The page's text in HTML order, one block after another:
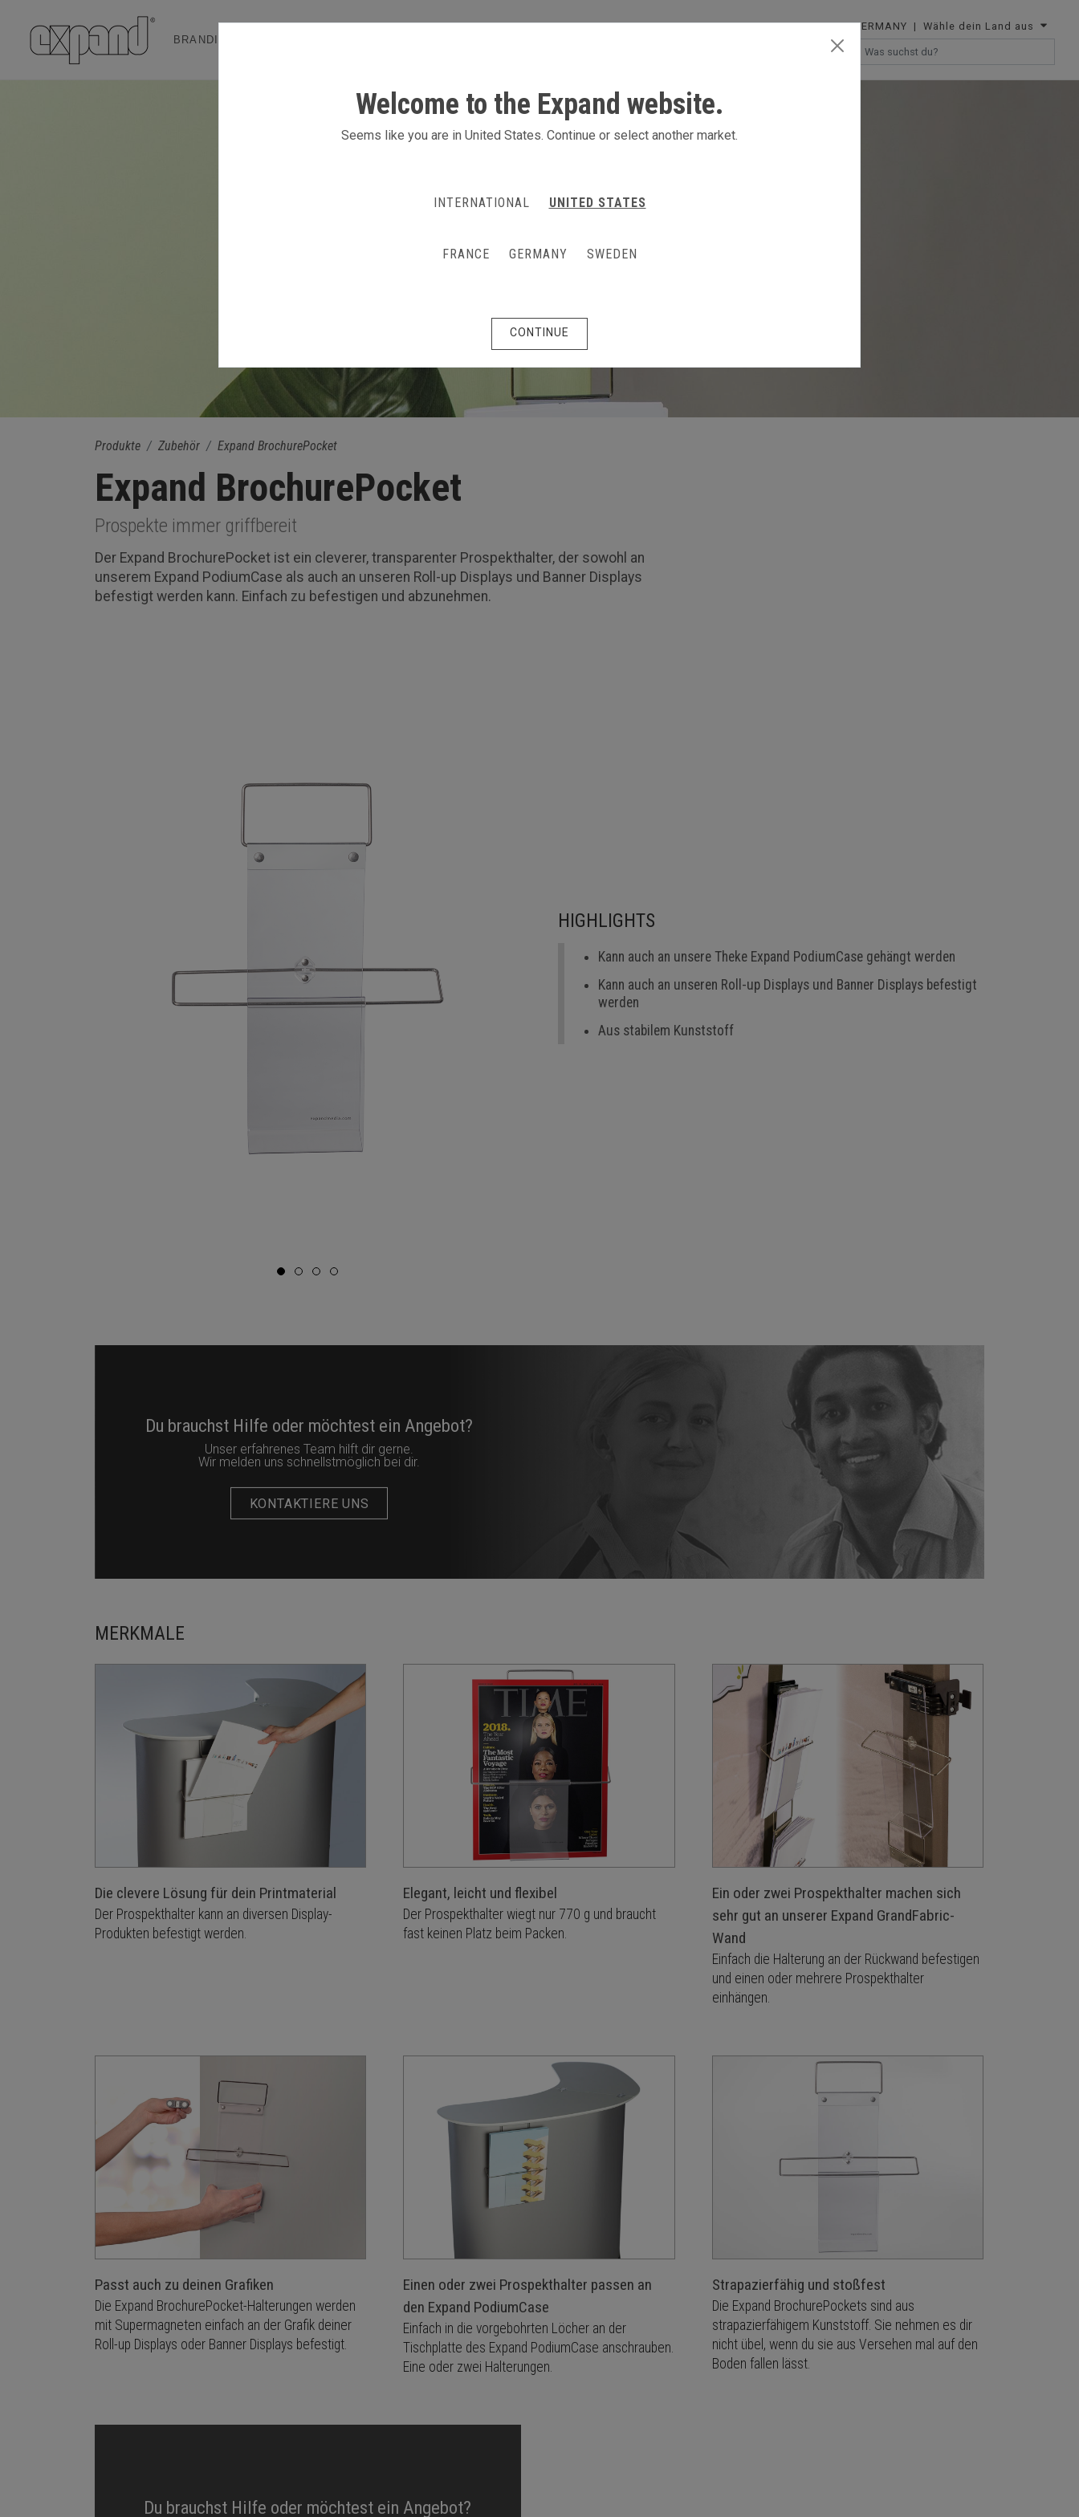
BRANDING & EVENT SOLUTIONS
GERMANY | Wähle dein Land aus
Produkte Zubehör Expand BrochurePocket
Expand BrochurePocket
Prospekte immer griffbereit
Der Expand BrochurePocket ist ein cleverer, transparenter Prospekthalter, der sowohl an
unserem Expand PodiumCase als auch an unseren Roll-up Displays und Banner Displays
befestigt werden kann. Einfach zu befestigen und abzunehmen.
HIGHLIGHTS
Kann auch an unsere Theke Expand PodiumCase gehängt werden
Kann auch an unseren Roll-up Displays und Banner Displays befestigt
werden
Aus stabilem Kunststoff
Du brauchst Hilfe oder möchtest ein Angebot?
Unser erfahrenes Team hilft dir gerne.
Wir melden uns schnellstmöglich bei dir.
KONTAKTIERE UNS
MERKMALE
Die clevere Lösung für dein Printmaterial
Der Prospekthalter kann an diversen Display-
Produkten befestigt werden.
Elegant, leicht und flexibel
Der Prospekthalter wiegt nur 770 g und braucht
fast keinen Platz beim Packen.
Ein oder zwei Prospekthalter machen sich
sehr gut an unserer Expand GrandFabric-
Wand
Einfach die Halterung an der Rückwand befestigen
und einen oder mehrere Prospekthalter
einhängen.
Passt auch zu deinen Grafiken
Die Expand BrochurePocket-Halterungen werden
mit Supermagneten einfach an der Grafik deiner
Roll-up Displays oder Banner Displays befestigt.
Einen oder zwei Prospekthalter passen an
den Expand PodiumCase
Einfach in die vorgebohrten Löcher an der
Tischplatte des Expand PodiumCase anschrauben.
Eine oder zwei Halterungen.
Strapazierfähig und stoßfest
Die Expand BrochurePockets sind aus
strapazierfähigem Kunststoff. Sie nehmen es dir
nicht übel, wenn du sie aus Versehen mal auf den
Boden fallen lässt.
Du brauchst Hilfe oder möchtest ein Angebot?
Welcome to the Expand website.
Seems like you are in United States. Continue or select another market.
INTERNATIONAL UNITED STATES
FRANCE GERMANY SWEDEN
CONTINUE